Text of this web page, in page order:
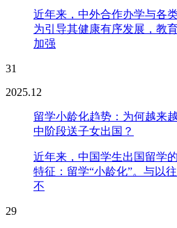
近年来，中外合作办学与各
为引导其健康有序发展，教
加强
31
2025.12
留学小龄化趋势：为何越来
中阶段送子女出国？
近年来，中国学生出国留学
特征：留学“小龄化”。与以
不
29